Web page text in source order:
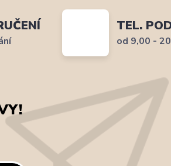
TEL.
od 9,00 -